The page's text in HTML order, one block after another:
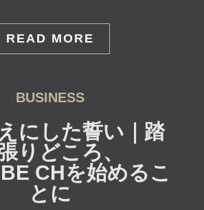
READ MORE
BUSINESS
にした誓い｜踏
りどころ、
CHを始めるこ
とに